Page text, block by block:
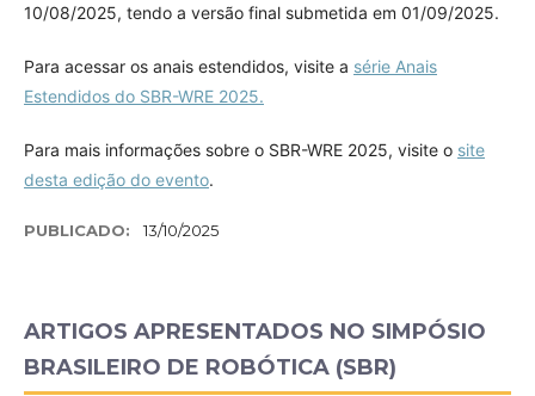
10/08/2025, tendo a versão final submetida em 01/09/2025.
Para acessar os anais estendidos, visite a série Anais
Estendidos do SBR-WRE 2025.
Para mais informações sobre o SBR-WRE 2025, visite o site
desta edição do evento.
PUBLICADO: 13/10/2025
ARTIGOS APRESENTADOS NO SIMPÓSIO
BRASILEIRO DE ROBÓTICA (SBR)